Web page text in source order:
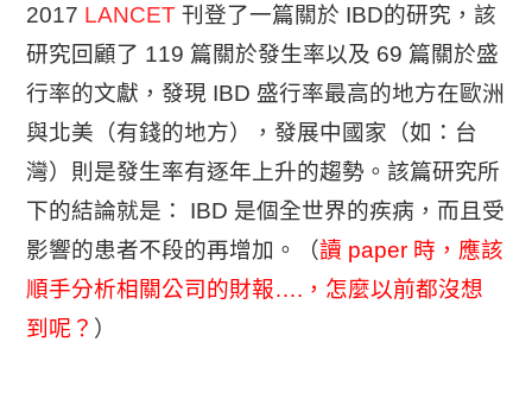
2017 LANCET 刊登了一篇關於 IBD的研究，該
研究回顧了 119 篇關於發生率以及 69 篇關於盛
行率的文獻，發現 IBD 盛行率最高的地方在歐洲
與北美（有錢的地方），發展中國家（如：台
灣）則是發生率有逐年上升的趨勢。該篇研究所
下的結論就是： IBD 是個全世界的疾病，而且受
影響的患者不段的再增加。（讀 paper 時，應該
順手分析相關公司的財報….，怎麼以前都沒想
到呢？ ）